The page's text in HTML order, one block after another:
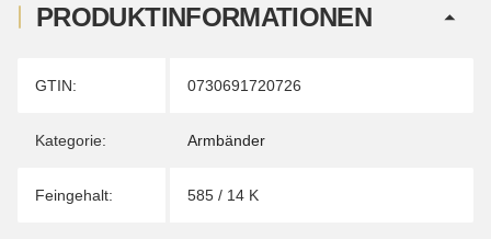
PRODUKTINFORMATIONEN
Produkteigenschaft
Wert
GTIN: 0730691720726
Kategorie: Armbänder
Feingehalt: 585 / 14 K